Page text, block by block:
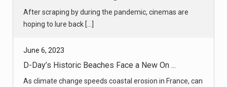
hoping to lure back [...]
D-Day’s Historic Beaches Face a New On ...
As climate change speeds coastal erosion in France, can
memory be pres [...]